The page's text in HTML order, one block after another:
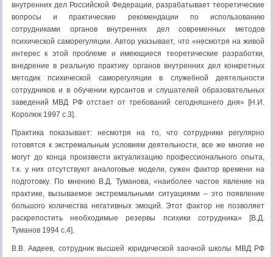
внутренних дел Российской Федерации, разрабатывает теоретические
вопросы и практические рекомендации по использованию
сотрудниками органов внутренних дел современных методов
психической саморегуляции. Автор указывает, что «несмотря на живой
интерес к этой проблеме и имеющиеся теоретические разработки,
внедрение в реальную практику органов внутренних дел конкретных
методик психической саморегуляции в служебной деятельности
сотрудников и в обучении курсантов и слушателей образовательных
заведений МВД РФ отстает от требований сегодняшнего дня» [Н.И.
Королюк 1997 с.3].
Практика показывает: несмотря на то, что сотрудники регулярно
готовятся к экстремальным условиям деятельности, все же многие не
могут до конца произвести актуализацию профессионального опыта,
т.к. у них отсутствуют аналоговые модели, сужен фактор времени на
подготовку. По мнению В.Д. Туманова, «наиболее частое явление на
практике, вызываемое экстремальными ситуациями – это появление
большого количества негативных эмоций. Этот фактор не позволяет
раскрепостить необходимые резервы психики сотрудника» [В.Д.
Туманов 1994 с.4].
В.В. Авдеев, сотрудник высшей юридической заочной школы МВД РФ